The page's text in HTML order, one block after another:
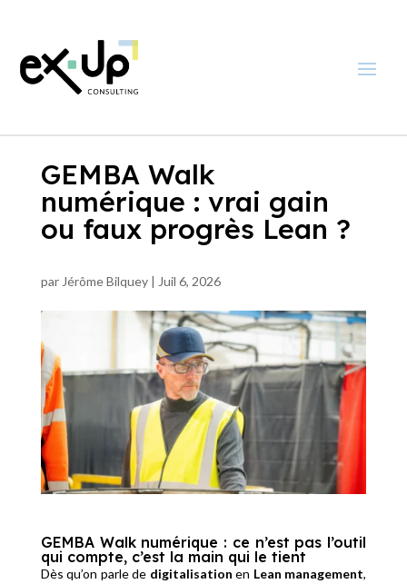
GEMBA Walk
numérique : vrai gain
ou faux progrès Lean ?
par Jérôme Bilquey| Juil 6, 2026
GEMBA Walk numérique : ce n’est pas l’outil
qui compte, c’est la main qui le tient
Dès qu’on parle de digitalisation en Lean management,